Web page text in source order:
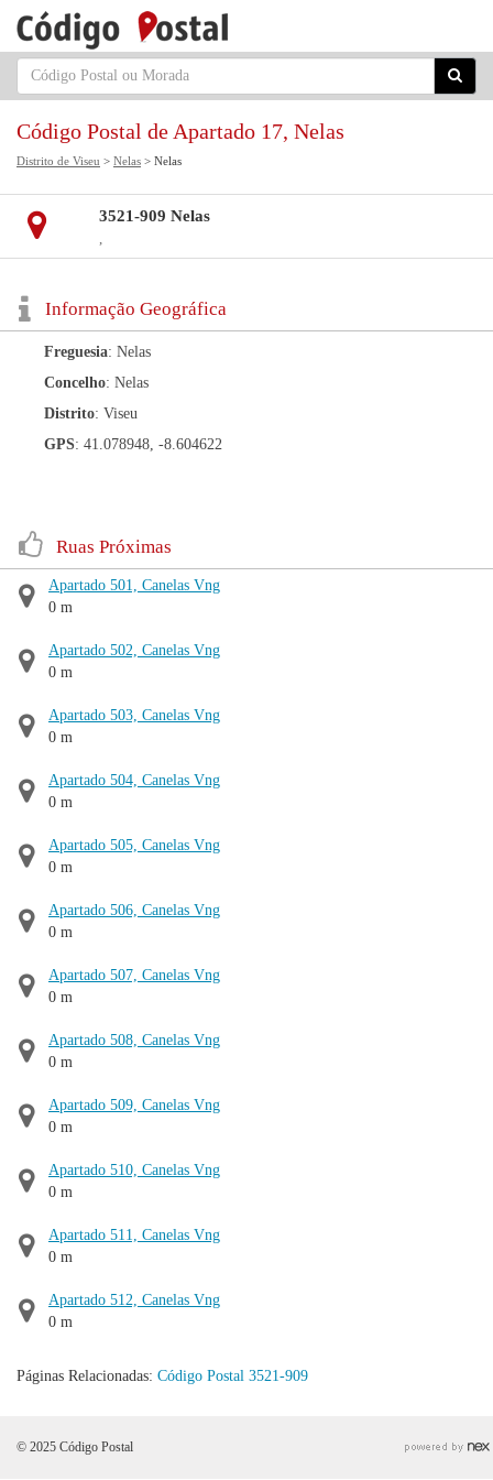
Código Postal de Apartado 17, Nelas
Distrito de Viseu > Nelas > Nelas
3521-909 Nelas
,
Informação Geográfica
Freguesia: Nelas
Concelho: Nelas
Distrito: Viseu
GPS: 41.078948, -8.604622
Ruas Próximas
Apartado 501, Canelas Vng
0 m
Apartado 502, Canelas Vng
0 m
Apartado 503, Canelas Vng
0 m
Apartado 504, Canelas Vng
0 m
Apartado 505, Canelas Vng
0 m
Apartado 506, Canelas Vng
0 m
Apartado 507, Canelas Vng
0 m
Apartado 508, Canelas Vng
0 m
Apartado 509, Canelas Vng
0 m
Apartado 510, Canelas Vng
0 m
Apartado 511, Canelas Vng
0 m
Apartado 512, Canelas Vng
0 m
Páginas Relacionadas: Código Postal 3521-909
© 2025 Código Postal